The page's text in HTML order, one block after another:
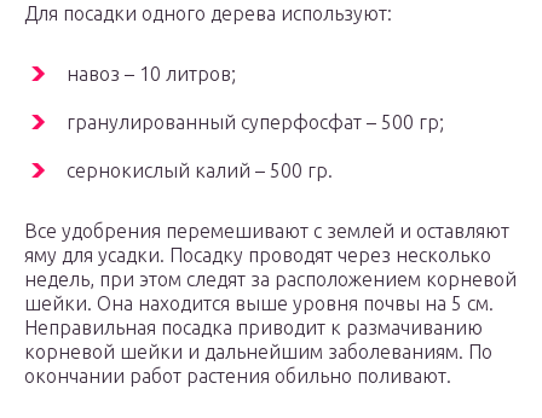
Для посадки одного дерева используют:
навоз – 10 литров;
гранулированный суперфосфат – 500 гр;
сернокислый калий – 500 гр.
Все удобрения перемешивают с землей и оставляют
яму для усадки. Посадку проводят через несколько
недель, при этом следят за расположением корневой
шейки. Она находится выше уровня почвы на 5 см.
Неправильная посадка приводит к размачиванию
корневой шейки и дальнейшим заболеваниям. По
окончании работ растения обильно поливают.